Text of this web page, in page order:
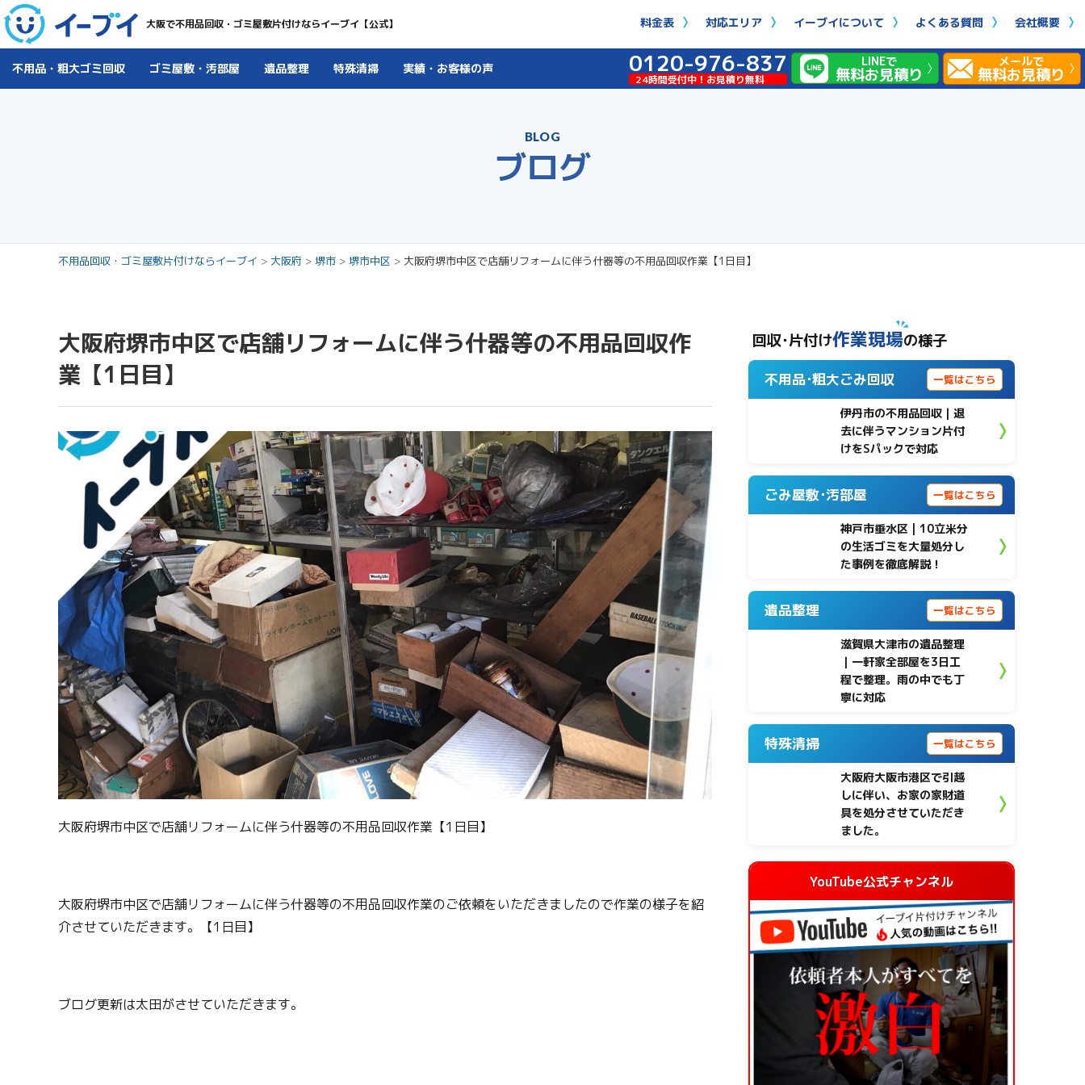
大阪で不用品回収・ゴミ屋敷片付けならイーブイ【公式】 料金表 対応エリア イーブイについて よくある質問 会社概要
不用品・粗大ゴミ回収 ゴミ屋敷・汚部屋 遺品整理 特殊清掃 実績・お客様の声 0120-976-837
24時間受付中！お見積り無料
LINEで
無料お見積り
メールで
無料お見積り
BLOG
ブログ
不用品回収・ゴミ屋敷片付けならイーブイ > 大阪府 > 堺市 > 堺市中区 > 大阪府堺市中区で店舗リフォームに伴う什器等の不用品回収作業【1日目】
大阪府堺市中区で店舗リフォームに伴う什器等の不用品回収作
業【1日目】
大阪府堺市中区で店舗リフォームに伴う什器等の不用品回収作業【1日目】
大阪府堺市中区で店舗リフォームに伴う什器等の不用品回収作業のご依頼をいただきましたので作業の様子を紹
介させていただきます。【1日目】
ブログ更新は太田がさせていただきます。
回収･片付け作業現場の様子
不用品･粗大ごみ回収 一覧はこちら
伊丹市の不用品回収｜退
去に伴うマンション片付
けをSパックで対応
ごみ屋敷･汚部屋 一覧はこちら
神戸市垂水区 | 10立米分
の生活ゴミを大量処分し
た事例を徹底解説！
遺品整理 一覧はこちら
滋賀県大津市の遺品整理
｜一軒家全部屋を3日工
程で整理。雨の中でも丁
寧に対応
特殊清掃 一覧はこちら
大阪府大阪市港区で引越
しに伴い、お家の家財道
具を処分させていただき
ました。
YouTube公式チャンネル